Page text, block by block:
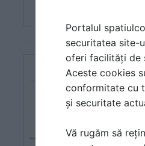
|
URSA
Portalul
securitatea site-
oferi facilități de
Aceste cookies
conformitate cu
și securitate
Vă rugăm să